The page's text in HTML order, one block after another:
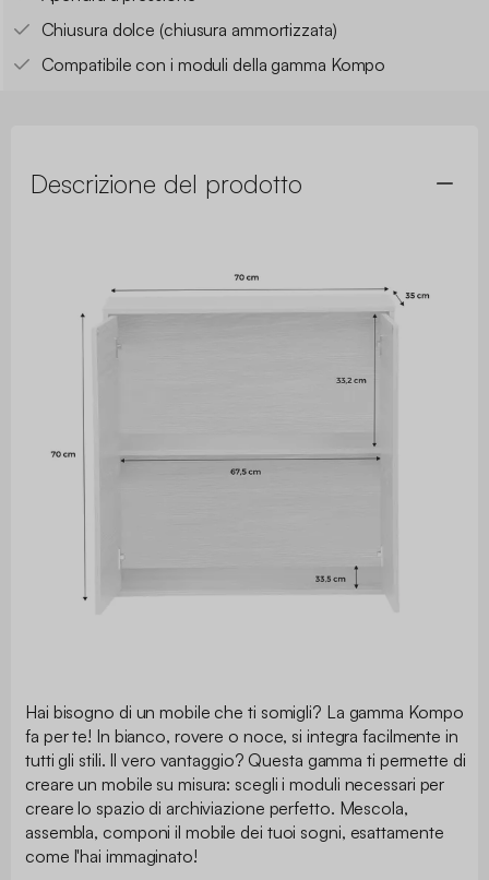
Chiusura dolce (chiusura ammortizzata)
Compatibile con i moduli della gamma Kompo
Descrizione del prodotto
Hai bisogno di un mobile che ti somigli? La gamma Kompo
fa per te! In bianco, rovere o noce, si integra facilmente in
tutti gli stili. Il vero vantaggio? Questa gamma ti permette di
creare un mobile su misura: scegli i moduli necessari per
creare lo spazio di archiviazione perfetto. Mescola,
assembla, componi il mobile dei tuoi sogni, esattamente
come l'hai immaginato!